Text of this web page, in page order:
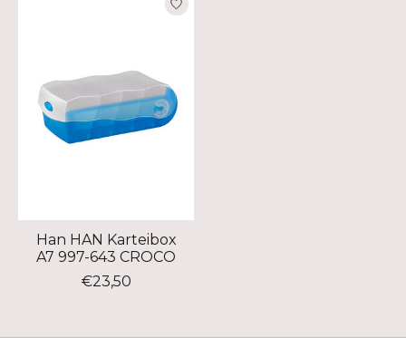
Han HAN Karteibox
A7 997-643 CROCO
€23,50